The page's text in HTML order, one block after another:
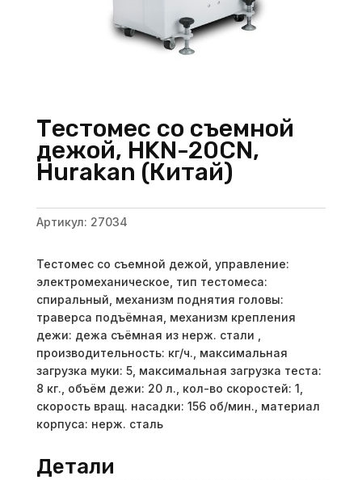
Тестомес со съемной
дежой, HKN-20CN,
Hurakan (Китай)
Артикул: 27034
Тестомес со съемной дежой, управление:
электромеханическое, тип тестомеса:
спиральный, механизм поднятия головы:
траверса подъёмная, механизм крепления
дежи: дежа съёмная из нерж. стали ,
производительность: кг/ч., максимальная
загрузка муки: 5, максимальная загрузка теста:
8 кг., объём дежи: 20 л., кол-во скоростей: 1,
скорость вращ. насадки: 156 об/мин., материал
корпуса: нерж. сталь
Детали